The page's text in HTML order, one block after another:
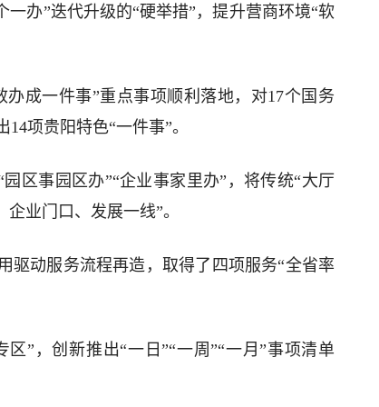
办”迭代升级的“硬举措”，提升营商环境“软
办成一件事”重点事项顺利落地，对17个国务
项贵阳特色“一件事”。
区事园区办”“企业事家里办”，将传统“大厅
业门口、发展一线”。
驱动服务流程再造，取得了四项服务“全省率
”，创新推出“一日”“一周”“一月”事项清单